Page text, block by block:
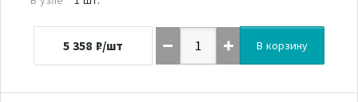
5 358 ₽/шт В корзину